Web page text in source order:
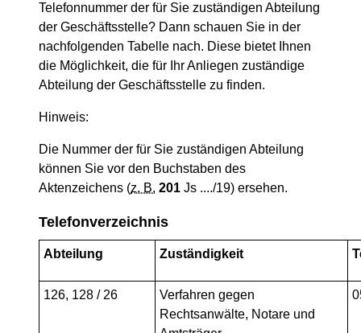
Telefonnummer der für Sie zuständigen Abteilung
der Geschäftsstelle? Dann schauen Sie in der
nachfolgenden Tabelle nach. Diese bietet Ihnen
die Möglichkeit, die für Ihr Anliegen zuständige
Abteilung der Geschäftsstelle zu finden.
Hinweis:
Die Nummer der für Sie zuständigen Abteilung
können Sie vor den Buchstaben des
Aktenzeichens (z. B. 201 Js ..../19) ersehen.
Telefonverzeichnis
Abteilung Zuständigkeit
126, 128 / 26
Verfahren gegen
Rechtsanwälte, Notare und